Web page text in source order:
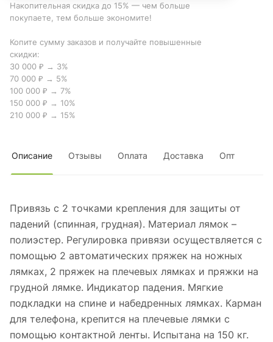
Накопительная скидка до 15% — чем больше
покупаете, тем больше экономите!
Копите сумму заказов и получайте повышенные
скидки:
30 000 ₽ → 3%
70 000 ₽ → 5%
100 000 ₽ → 7%
150 000 ₽ → 10%
210 000 ₽ → 15%
Описание Отзывы Оплата Доставка Опт
Привязь с 2 точками крепления для защиты от
падений (спинная, грудная). Материал лямок –
полиэстер. Регулировка привязи осуществляется с
помощью 2 автоматических пряжек на ножных
лямках, 2 пряжек на плечевых лямках и пряжки на
грудной лямке. Индикатор падения. Мягкие
подкладки на спине и набедренных лямках. Карман
для телефона, крепится на плечевые лямки с
помощью контактной ленты. Испытана на 150 кг.